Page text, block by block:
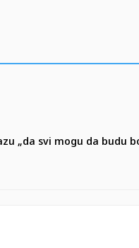
„da svi mogu da budu